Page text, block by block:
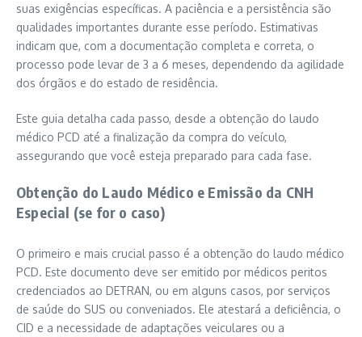
suas exigências específicas. A paciência e a persistência são
qualidades importantes durante esse período. Estimativas
indicam que, com a documentação completa e correta, o
processo pode levar de 3 a 6 meses, dependendo da agilidade
dos órgãos e do estado de residência.
Este guia detalha cada passo, desde a obtenção do laudo
médico PCD até a finalização da compra do veículo,
assegurando que você esteja preparado para cada fase.
Obtenção do Laudo Médico e Emissão da CNH
Especial (se for o caso)
O primeiro e mais crucial passo é a obtenção do laudo médico
PCD. Este documento deve ser emitido por médicos peritos
credenciados ao DETRAN, ou em alguns casos, por serviços
de saúde do SUS ou conveniados. Ele atestará a deficiência, o
CID e a necessidade de adaptações veiculares ou a